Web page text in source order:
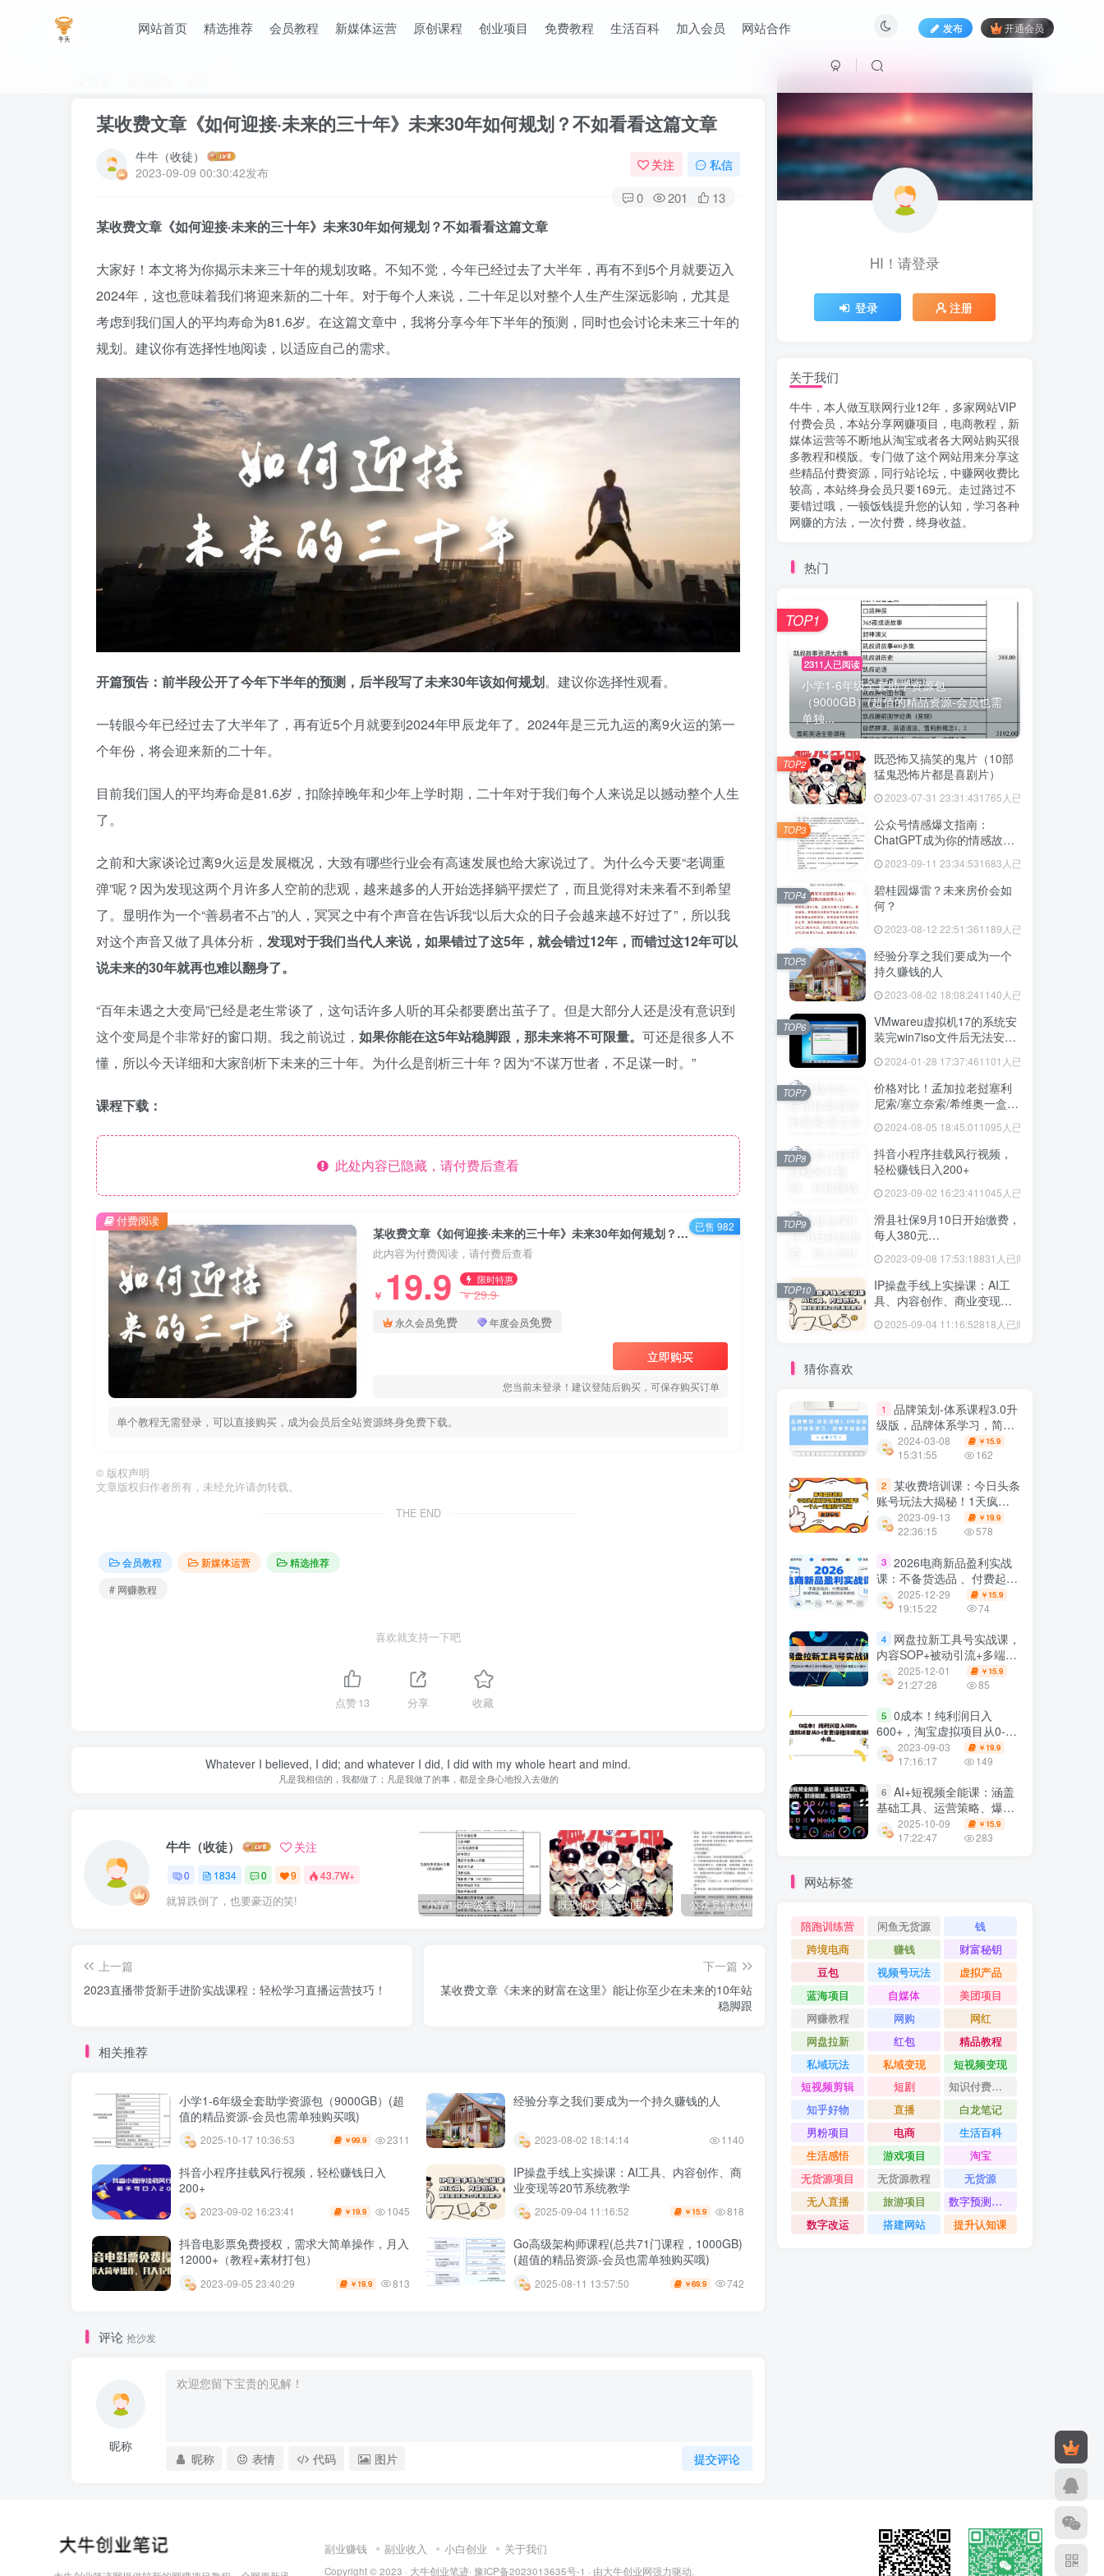
网站首页 精选推荐 会员教程 新媒体运营 原创课程 创业项目 免费教程 生活百科 加入会员 网站合作 发布 开通会员
某收费文章《如何迎接·未来的三十年》未来30年如何规划？不如看看这篇文章
牛牛（收徒）
2023-09-09 00:30:42发布
关注 私信
0 201 13
某收费文章《如何迎接·未来的三十年》未来30年如何规划？不如看看这篇文章
大家好！本文将为你揭示未来三十年的规划攻略。不知不觉，今年已经过去了大半年，再有不到5个月就要迈入
2024年，这也意味着我们将迎来新的二十年。对于每个人来说，二十年足以对整个人生产生深远影响，尤其是
考虑到我们国人的平均寿命为81.6岁。在这篇文章中，我将分享今年下半年的预测，同时也会讨论未来三十年的
规划。建议你有选择性地阅读，以适应自己的需求。
开篇预告：前半段公开了今年下半年的预测，后半段写了未来30年该如何规划。建议你选择性观看。
一转眼今年已经过去了大半年了，再有近5个月就要到2024年甲辰龙年了。2024年是三元九运的离9火运的第一
个年份，将会迎来新的二十年。
目前我们国人的平均寿命是81.6岁，扣除掉晚年和少年上学时期，二十年对于我们每个人来说足以撼动整个人生
了。
之前和大家谈论过离9火运是发展概况，大致有哪些行业会有高速发展也给大家说过了。为什么今天要“老调重
弹”呢？因为发现这两个月许多人空前的悲观，越来越多的人开始选择躺平摆烂了，而且觉得对未来看不到希望
了。显明作为一个“善易者不占”的人，冥冥之中有个声音在告诉我“以后大众的日子会越来越不好过了”，所以我
对这个声音又做了具体分析， 发现对于我们当代人来说，如果错过了这5年，就会错过12年，而错过这12年可以
说未来的30年就再也难以翻身了。
“百年未遇之大变局”已经是老生常谈了，这句话许多人听的耳朵都要磨出茧子了。但是大部分人还是没有意识到
这个变局是个非常好的窗口期。我之前说过， 如果你能在这5年站稳脚跟，那未来将不可限量。 可还是很多人不
懂，所以今天详细和大家剖析下未来的三十年。为什么是剖析三十年？因为“不谋万世者，不足谋一时。”
课程下载：
此处内容已隐藏，请付费后查看
某收费文章《如何迎接·未来的三十年》未来30年如何规划？不如看看这篇文章
此内容为付费阅读，请付费后查看
￥ 19.9 限时特惠
￥29.9
永久会员免费 年度会员免费
立即购买
您当前未登录！建议登陆后购买，可保存购买订单
单个教程无需登录，可以直接购买，成为会员后全站资源终身免费下载。
付费阅读 已售 982
© 版权声明
文章版权归作者所有，未经允许请勿转载。
THE END
会员教程 新媒体运营
精选推荐
# 网赚教程
喜欢就支持一下吧
点赞13 分享 收藏
Whatever I believed, I did; and whatever I did, I did with my whole heart and mind.
凡是我相信的，我都做了；凡是我做了的事，都是全身心地投入去做的
牛牛（收徒） 关注
0 1834 0 9 43.7W+
就算跌倒了，也要豪迈的笑! 小学1-6年级全套助学资源包（9000GB）(超值的精品资源-会员也需单独购买哦) 既恐怖又搞笑的鬼片（10部猛鬼恐怖片都是喜剧片）
上一篇
2023直播带货新手进阶实战课程：轻松学习直播运营技巧！
下一篇
某收费文章《未来的财富在这里》能让你至少在未来的10年站
稳脚跟
相关推荐
小学1-6年级全套助学资源包（9000GB）(超
值的精品资源-会员也需单独购买哦)
2025-10-17 10:36:53 ￥99.9 2311
经验分享之我们要成为一个持久赚钱的人
2023-08-02 18:14:14 1140
抖音小程序挂载风行视频，轻松赚钱日入
200+
2023-09-02 16:23:41 ￥ 19.9 1045
IP操盘手线上实操课：AI工具、内容创作、商
业变现等20节系统教学
2025-09-04 11:16:52 ￥ 15.9 818
抖音电影票免费授权，需求大简单操作，月入
12000+（教程+素材打包）
2023-09-05 23:40:29 ￥ 19.9 813
Go高级架构师课程(总共71门课程，1000GB)
(超值的精品资源-会员也需单独购买哦)
2025-08-11 13:57:50 ￥69.9 742
评论 抢沙发
昵称
提交评论
昵称 表情 代码 图片
HI！请登录
登录 注册
HI！请登录
登录 注册
关于我们
牛牛，本人做互联网行业12年，多家网站VIP
付费会员，本站分享网赚项目，电商教程，新
媒体运营等不断地从淘宝或者各大网站购买很
多教程和模版。专门做了这个网站用来分享这
些精品付费资源，同行站论坛，中赚网收费比
较高，本站终身会员只要169元。走过路过不
要错过哦，一顿饭钱提升您的认知，学习各种
网赚的方法，一次付费，终身收益。
热门
2311人已阅读
小学1-6年级全套助学资源包
（9000GB）(超值的精品资源-会员也需
单独...
TOP1
既恐怖又搞笑的鬼片（10部
猛鬼恐怖片都是喜剧片）
2023-07-31 23:31:431765人已阅读
TOP2
公众号情感爆文指南：
ChatGPT成为你的情感故事
好帮手！
2023-09-11 23:34:531683人已阅读
TOP3
碧桂园爆雷？未来房价会如
何？
2023-08-12 22:51:361189人已阅读
TOP4
经验分享之我们要成为一个
持久赚钱的人
2023-08-02 18:08:241140人已阅读
TOP5
VMwareu虚拟机17的系统安
装完win7iso文件后无法安装
2024-01-28 17:37:461101人已阅读
TOP6
价格对比！孟加拉老挝塞利
尼索/塞立奈索/希维奥一盒价
2024-08-05 18:45:01 1095人已阅读
TOP7
抖音小程序挂载风行视频，
轻松赚钱日入200+
2023-09-02 16:23:41 1045人已阅读
TOP8
滑县社保9月10日开始缴费，
每人380元…
2023-09-08 17:53:18831人已阅读
TOP9
IP操盘手线上实操课：AI工
具、内容创作、商业变现等
2025-09-04 11:16:52818人已阅读
TOP10
猜你喜欢
1
品牌策划-体系课程3.0升
级版，品牌体系学习，简单
学做品牌
2024-03-08
15:31:55
￥ 15.9
162
2 某收费培训课：今日头条
账号玩法大揭秘！1天疯狂
发布50篇高质量文章，你也
可以做到
2023-09-13
22:36:15
￥ 19.9
578
3 2026电商新品盈利实战
课：不备货选品 、付费起
爆、全域布局、供应链闭环
全流程
2025-12-29
19:15:22
￥ 15.9
74
4
网盘拉新工具号实战课，
内容SOP+被动引流+多端变
现，打造持续收益月入破万
2025-12-01
21:27:28
￥ 15.9
85
5 0成本！纯利润日入
600+，淘宝虚拟项目从0-1
全套课程详细实操教学，小
白…
2023-09-03
17:16:17
￥ 19.9
149
6 AI+短视频全能课：涵盖
基础工具、运营策略、爆款
制作、职场赋能、剪辑技巧
2025-10-09
17:22:47
￥ 15.9
283
网站标签
陪跑训练营 闲鱼无货源
钱
跨境电商
赚钱
财富秘钥
豆包
视频号玩法
虚拟产品
蓝海项目
自媒体
美团项目
网赚教程
网购
网红
网盘拉新
红包
精品教程
私域玩法
私域变现
短视频变现
短视频剪辑
短剧
知识付费项目
知乎好物
直播
白龙笔记
男粉项目
电商
生活百科
生活感悟
游戏项目
淘宝
无货源项目
无货源教程
无货源
无人直播
旅游项目
数字预测大师
数字改运
搭建网站 提升认知课
副业赚钱 副业收入 小白创业 关于我们
Copyright © 2023 · 大牛创业笔迹· 豫ICP备2023013635号-1 · 由大牛创业网强力驱动.